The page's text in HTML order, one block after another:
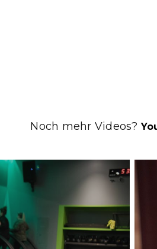
Noch mehr Videos?